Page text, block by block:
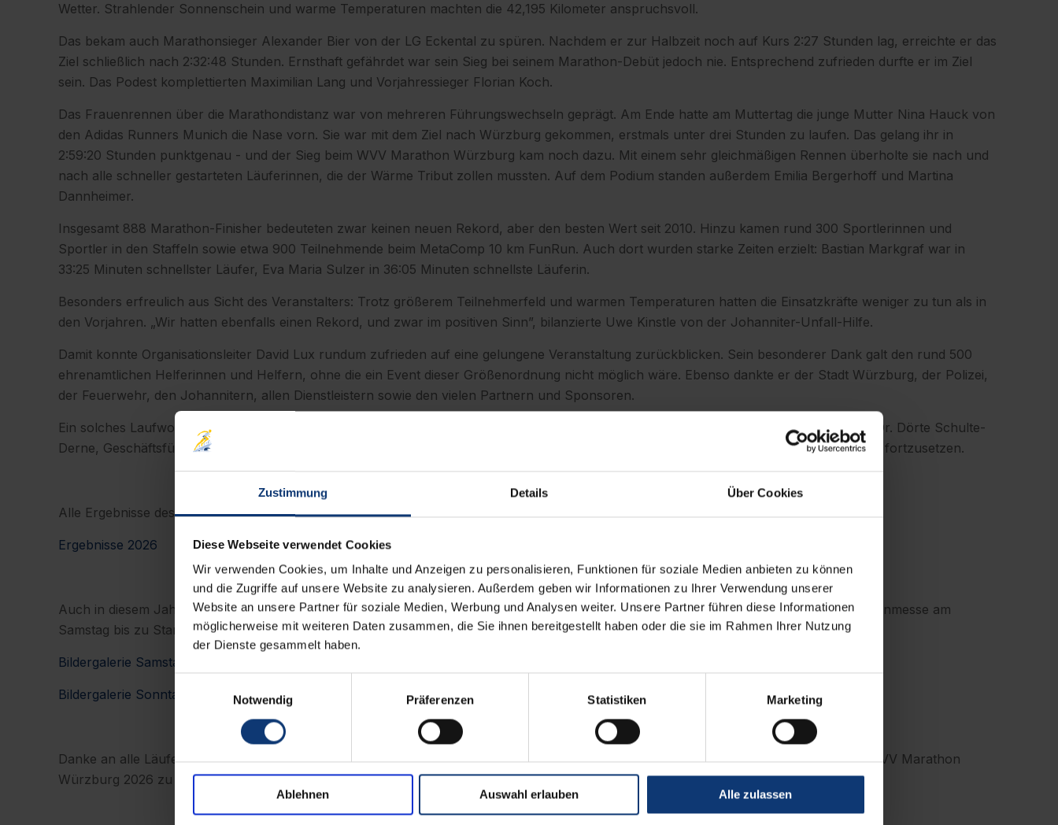
Zustimmung Details Über Cookies
Diese Webseite verwendet Cookies
Wir verwenden Cookies, um Inhalte und Anzeigen zu personalisieren, Funktionen für soziale Medien anbieten zu können
und die Zugriffe auf unsere Website zu analysieren. Außerdem geben wir Informationen zu Ihrer Verwendung unserer
Website an unsere Partner für soziale Medien, Werbung und Analysen weiter. Unsere Partner führen diese Informationen
möglicherweise mit weiteren Daten zusammen, die Sie ihnen bereitgestellt haben oder die sie im Rahmen Ihrer Nutzung
der Dienste gesammelt haben.
Notwendig
Präferenzen Statistiken Marketing
Ablehnen Auswahl erlauben Alle zulassen
Wetter. Strahlender Sonnenschein und warme Temperaturen machten die 42,195 Kilometer anspruchsvoll.
Das bekam auch Marathonsieger Alexander Bier von der LG Eckental zu spüren. Nachdem er zur Halbzeit noch auf Kurs 2:27 Stunden lag, erreichte er das
Ziel schließlich nach 2:32:48 Stunden. Ernsthaft gefährdet war sein Sieg bei seinem Marathon-Debüt jedoch nie. Entsprechend zufrieden durfte er im Ziel
sein. Das Podest komplettierten Maximilian Lang und Vorjahressieger Florian Koch.
Das Frauenrennen über die Marathondistanz war von mehreren Führungswechseln geprägt. Am Ende hatte am Muttertag die junge Mutter Nina Hauck von
den Adidas Runners Munich die Nase vorn. Sie war mit dem Ziel nach Würzburg gekommen, erstmals unter drei Stunden zu laufen. Das gelang ihr in
2:59:20 Stunden punktgenau - und der Sieg beim WVV Marathon Würzburg kam noch dazu. Mit einem sehr gleichmäßigen Rennen überholte sie nach und
nach alle schneller gestarteten Läuferinnen, die der Wärme Tribut zollen mussten. Auf dem Podium standen außerdem Emilia Bergerhoff und Martina
Dannheimer.
Insgesamt 888 Marathon-Finisher bedeuteten zwar keinen neuen Rekord, aber den besten Wert seit 2010. Hinzu kamen rund 300 Sportlerinnen und
Sportler in den Staffeln sowie etwa 900 Teilnehmende beim MetaComp 10 km FunRun. Auch dort wurden starke Zeiten erzielt: Bastian Markgraf war in
33:25 Minuten schnellster Läufer, Eva Maria Sulzer in 36:05 Minuten schnellste Läuferin.
Besonders erfreulich aus Sicht des Veranstalters: Trotz größerem Teilnehmerfeld und warmen Temperaturen hatten die Einsatzkräfte weniger zu tun als in
den Vorjahren. „Wir hatten ebenfalls einen Rekord, und zwar im positiven Sinn”, bilanzierte Uwe Kinstle von der Johanniter-Unfall-Hilfe.
Damit konnte Organisationsleiter David Lux rundum zufrieden auf eine gelungene Veranstaltung zurückblicken. Sein besonderer Dank galt den rund 500
ehrenamtlichen Helferinnen und Helfern, ohne die ein Event dieser Größenordnung nicht möglich wäre. Ebenso dankte er der Stadt Würzburg, der Polizei,
der Feuerwehr, den Johannitern, allen Dienstleistern sowie den vielen Partnern und Sponsoren.
Ein solches Laufwochenende ist nur mit starker Unterstützung möglich. Diese ist in Würzburg auch für die kommenden Jahre gegeben. Dr. Dörte Schulte-
Derne, Geschäftsführerin des Titelsponsors WVV, freut sich darauf, das erfolgreiche Teamwork mit dem Stadtmarathon Würzburg weiter fortzusetzen.
Alle Ergebnisse des WVV Marathon Würzburg 2026 findet ihr hier:
Ergebnisse 2026
Auch in diesem Jahr wurden am Marathonwochenende wieder viele besondere Momente festgehalten - vom Kinderlauf und der Marathonmesse am
Samstag bis zu Start, Strecke und Zieleinlauf am Sonntag.
Bildergalerie Samstag
Bildergalerie Sonntag
Danke an alle Läuferinnen und Läufer, Helferinnen und Helfer, Zuschauerinnen und Zuschauer, Sponsoren und Partner. Ihr habt den WVV Marathon
Würzburg 2026 zu einem Rekordtag gemacht.